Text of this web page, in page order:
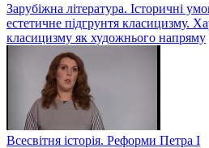
Зарубіжна література. Історичні
естетичне підгрунтя класицизму.
класицизму як художнього напряму
Всесвітня історія. Реформи Петра І